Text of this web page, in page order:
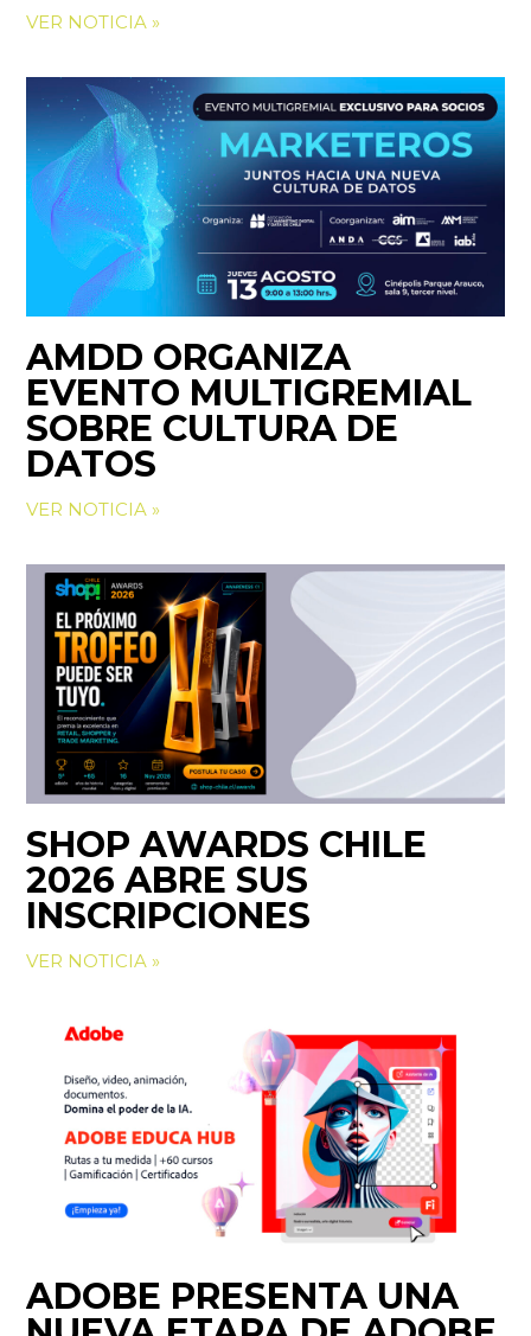
VER NOTICIA »
AMDD ORGANIZA
EVENTO MULTIGREMIAL
SOBRE CULTURA DE
DATOS
VER NOTICIA »
SHOP AWARDS CHILE
2026 ABRE SUS
INSCRIPCIONES
VER NOTICIA »
ADOBE PRESENTA UNA